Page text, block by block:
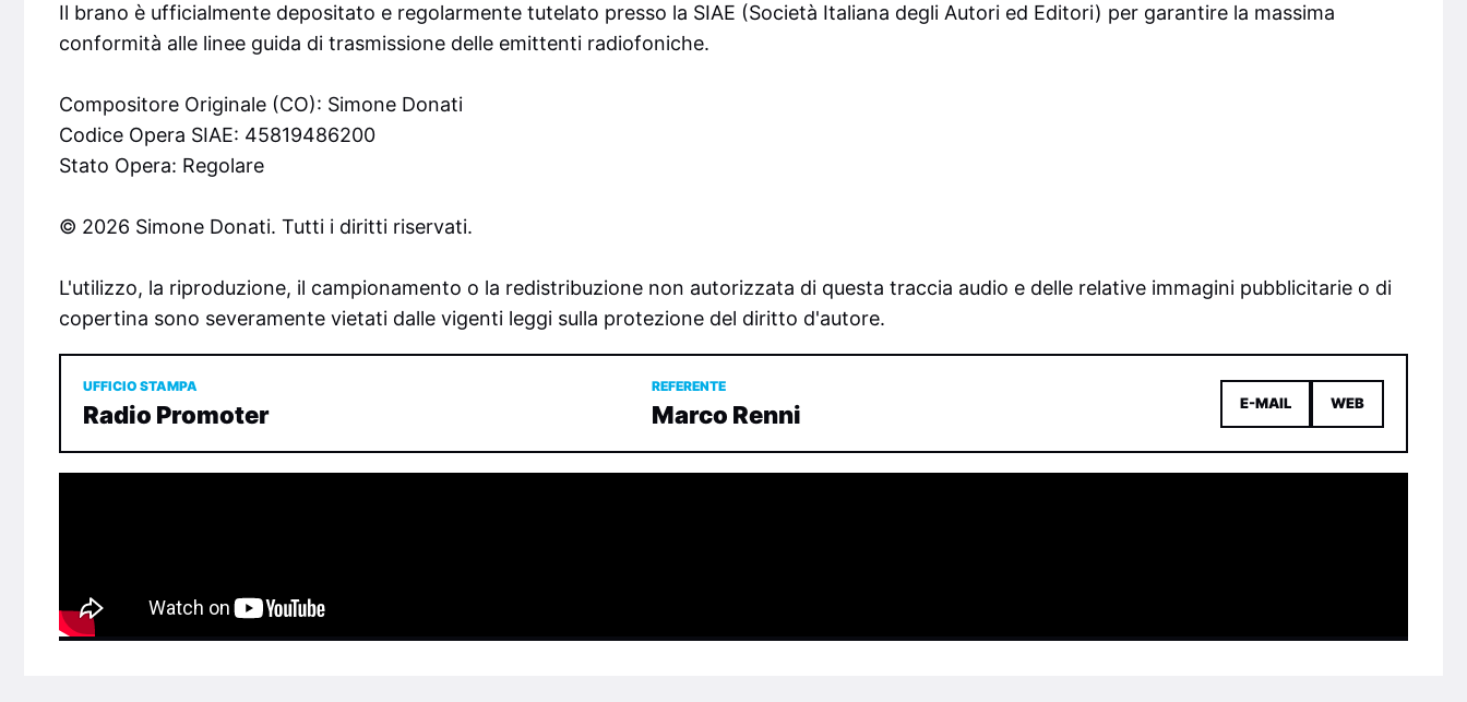
Il brano è ufficialmente depositato e regolarmente tutelato presso la SIAE (Società Italiana degli Autori ed Editori) per garantire la massima
conformità alle linee guida di trasmissione delle emittenti radiofoniche.
Compositore Originale (CO): Simone Donati
Codice Opera SIAE: 45819486200
Stato Opera: Regolare
© 2026 Simone Donati. Tutti i diritti riservati.
L'utilizzo, la riproduzione, il campionamento o la redistribuzione non autorizzata di questa traccia audio e delle relative immagini pubblicitarie o di
copertina sono severamente vietati dalle vigenti leggi sulla protezione del diritto d'autore.
UFFICIO STAMPA
Radio Promoter
REFERENTE
Marco Renni E-MAIL WEB